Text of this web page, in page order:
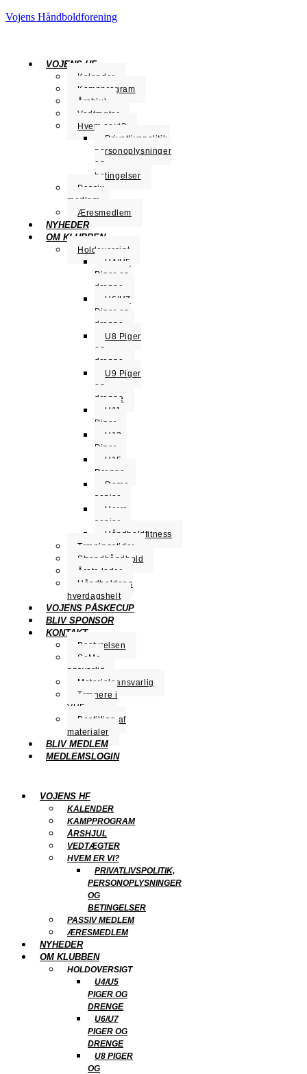
Vojens Håndboldforening
VOJENS HF
Kalender
Kampprogram
Årshjul
Vedtægter
Hvem er vi?
Privatlivspolitik,
personoplysninger
og
betingelser
Passiv
medlem
Æresmedlem
NYHEDER
OM KLUBBEN
Holdoversigt
U4/U5
Piger og
drenge
U6/U7
Piger og
drenge
U8 Piger
og
drenge
U9 Piger
og
drenge
U11
Piger
U13
Piger
U15
Drenge
Dame
senior
Herre
senior
Håndboldfitness
Træningstider
Strandhåndbold
Årets leder
Håndboldens
hverdagshelt
VOJENS PÅSKECUP
BLIV SPONSOR
KONTAKT
Bestyrelsen
SoMe-
ansvarlig
Materialeansvarlig
Trænere i
VHF
Bestilling af
materialer
BLIV MEDLEM
MEDLEMSLOGIN
VOJENS HF
KALENDER
KAMPPROGRAM
ÅRSHJUL
VEDTÆGTER
HVEM ER VI?
PRIVATLIVSPOLITIK,
PERSONOPLYSNINGER
OG
BETINGELSER
PASSIV MEDLEM
ÆRESMEDLEM
NYHEDER
OM KLUBBEN
HOLDOVERSIGT
U4/U5
PIGER OG
DRENGE
U6/U7
PIGER OG
DRENGE
U8 PIGER
OG